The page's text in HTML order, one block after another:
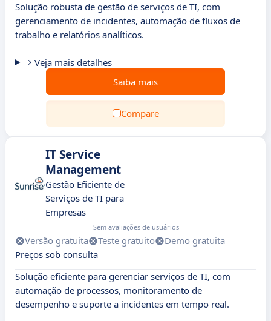
Solução robusta de gestão de serviços de TI, com
gerenciamento de incidentes, automação de fluxos de
trabalho e relatórios analíticos.
Veja mais detalhes
Saiba mais
Compare
IT Service
Management
Gestão Eficiente de
Serviços de TI para
Empresas
Sem avaliações de usuários
Versão gratuita Teste gratuito
Demo gratuita
Preços sob consulta
Solução eficiente para gerenciar serviços de TI, com
automação de processos, monitoramento de
desempenho e suporte a incidentes em tempo real.